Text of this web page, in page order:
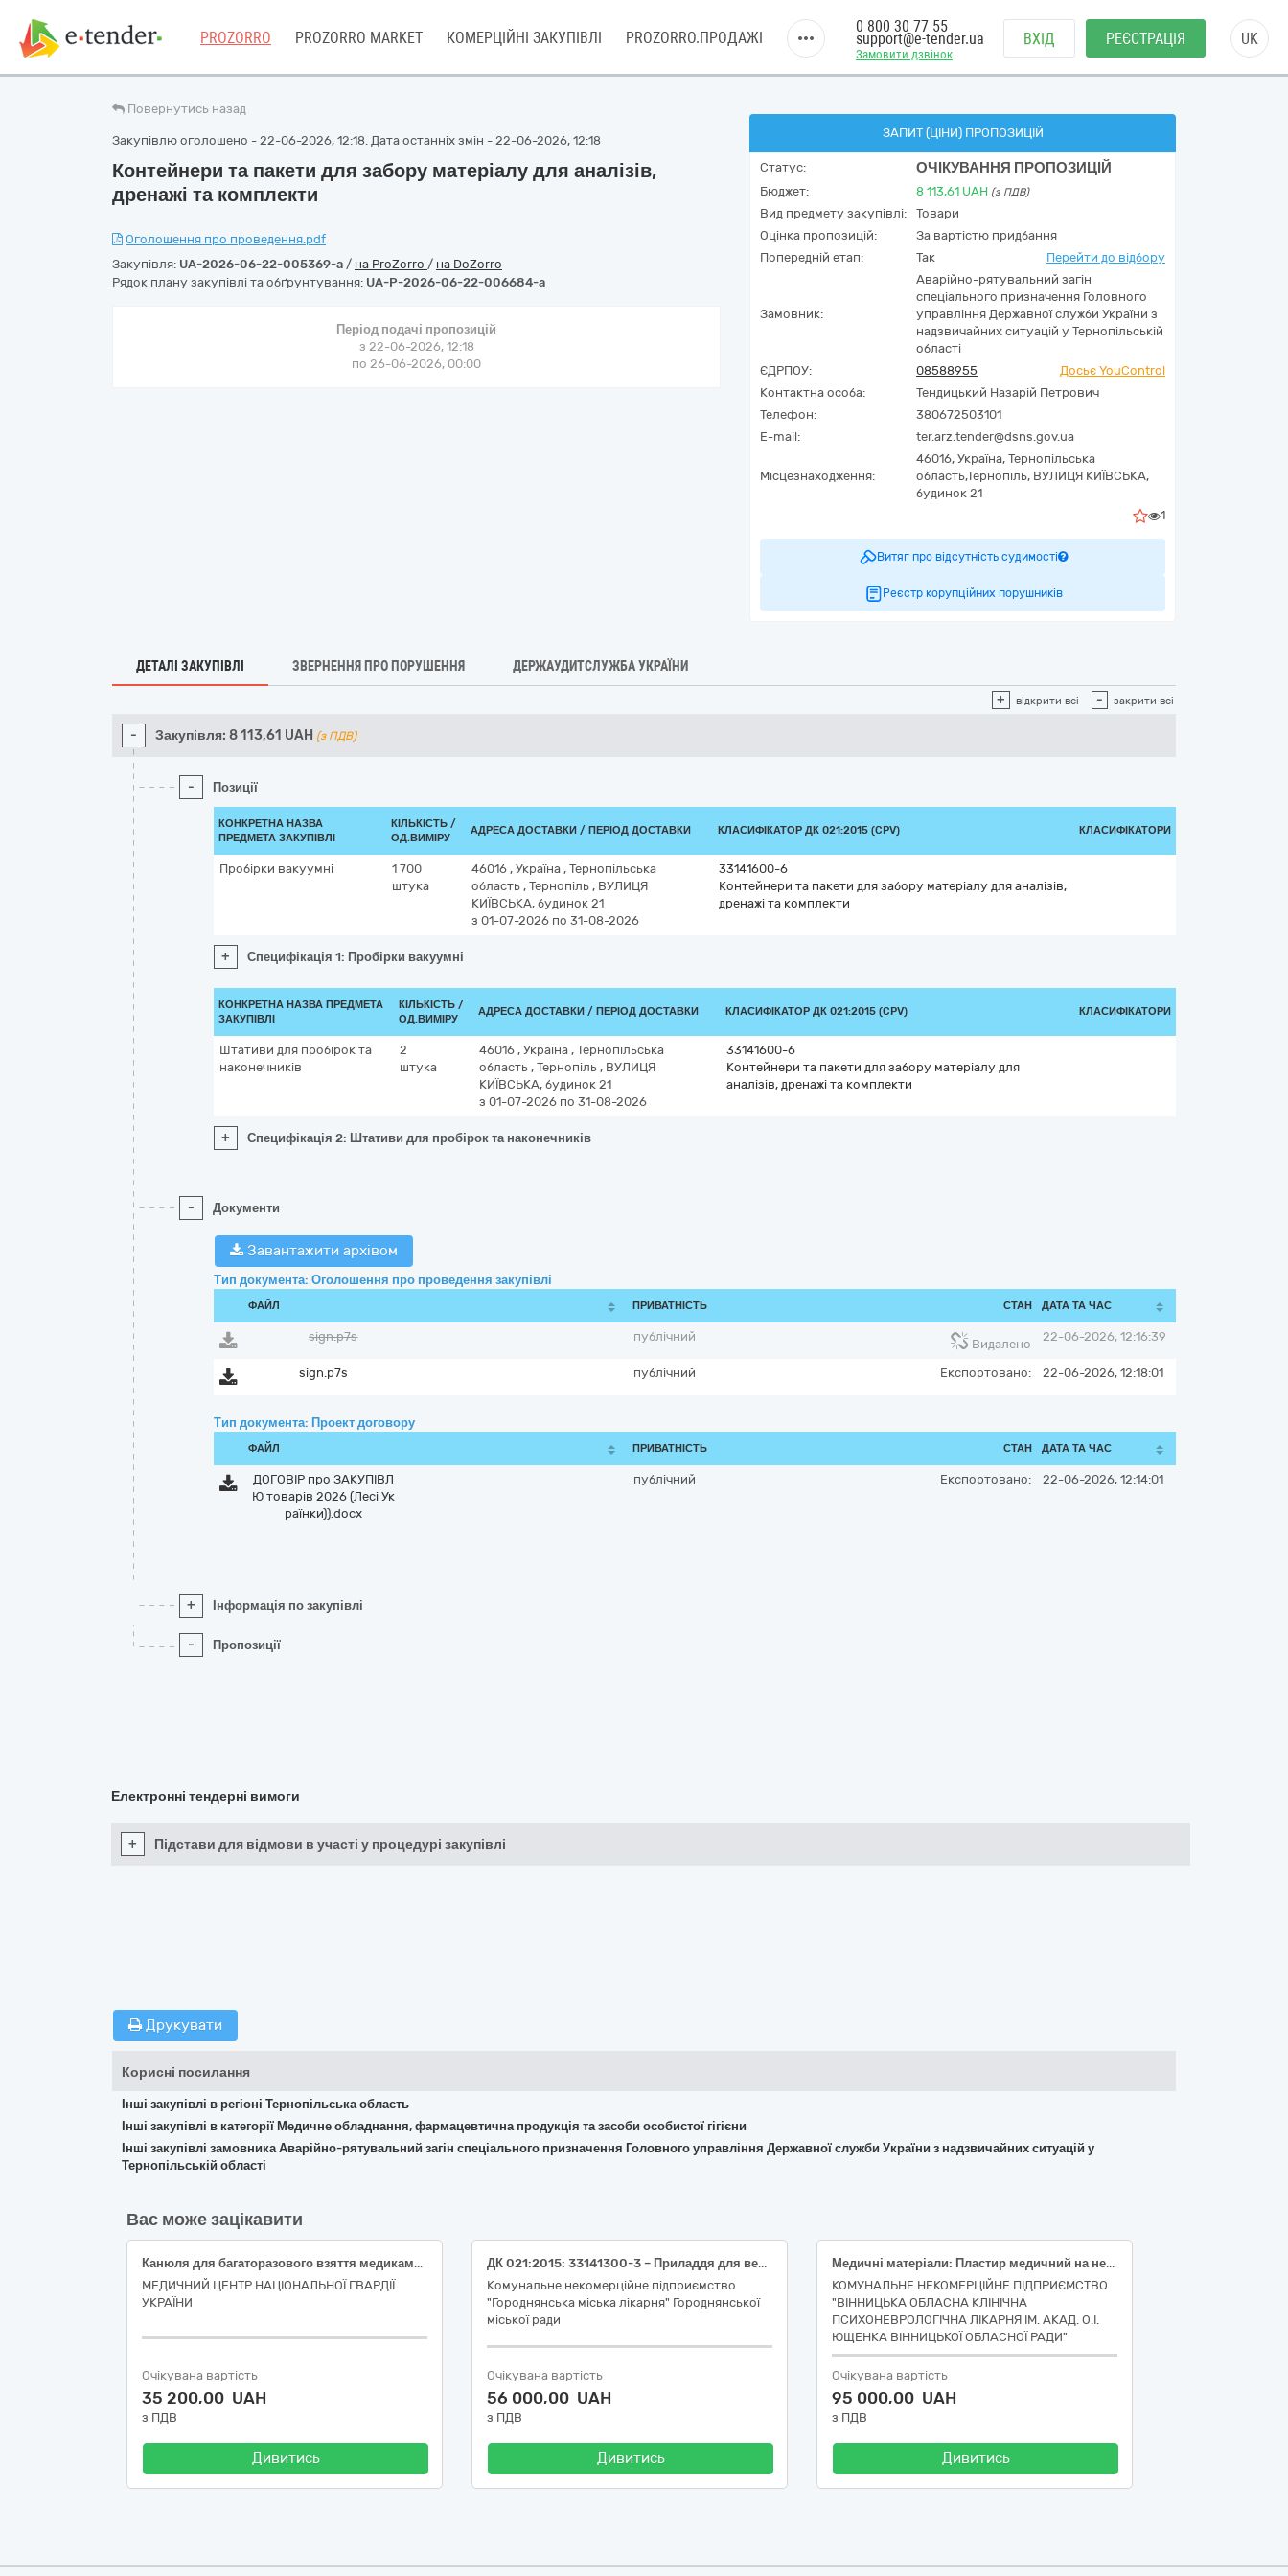
PROZORRO PROZORRO MARKET КОМЕРЦІЙНІ ЗАКУПІВЛІ PROZORRO.ПРОДАЖІ
Замовити дзвінок
0 800 30 77 55
support@e-tender.ua ВХІД РЕЄСТРАЦІЯ UK
Повернутись назад
Закупівлю оголошено - 22-06-2026, 12:18. Дата останніх змін - 22-06-2026, 12:18
Контейнери та пакети для забору матеріалу для аналізів,
дренажі та комплекти
Оголошення про проведення.pdf
Закупівля: UA-2026-06-22-005369-a / на ProZorro / на DoZorro
Рядок плану закупівлі та обґрунтування: UA-P-2026-06-22-006684-a
Період подачі пропозицій
з 22-06-2026, 12:18
по 26-06-2026, 00:00
ЗАПИТ (ЦІНИ) ПРОПОЗИЦІЙ
Статус: ОЧІКУВАННЯ ПРОПОЗИЦІЙ
Бюджет: 8 113,61 UAH (з ПДВ)
Вид предмету закупівлі:
Товари
Оцінка пропозицій:
За вартістю придбання
Попередній етап:
Так Перейти до відбору
Замовник:
Аварійно-рятувальний загін
спеціального призначення Головного
управління Державної служби України з
надзвичайних ситуацій у Тернопільській
області
ЄДРПОУ:
08588955
Досьє YouControl
Контактна особа:
Тендицький Назарій Петрович
Телефон:
380672503101
E-mail:
ter.arz.tender@dsns.gov.ua
Місцезнаходження:
46016, Україна, Тернопільська
область,Тернопіль, ВУЛИЦЯ КИЇВСЬКА,
будинок 21
1
Витяг про відсутність судимості
Реєстр корупційних порушників
ДЕТАЛІ ЗАКУПІВЛІ ЗВЕРНЕННЯ ПРО ПОРУШЕННЯ ДЕРЖАУДИТСЛУЖБА УКРАЇНИ
+ відкрити всі - закрити всі
- Закупівля: 8 113,61 UAH (з ПДВ)
- Позиції
КОНКРЕТНА НАЗВА
ПРЕДМЕТА ЗАКУПІВЛІ
КІЛЬКІСТЬ /
ОД.ВИМІРУ
АДРЕСА ДОСТАВКИ / ПЕРІОД ДОСТАВКИ КЛАСИФІКАТОР ДК 021:2015 (CPV) КЛАСИФІКАТОРИ
Пробірки вакуумні
1 700
штука
46016 , Україна , Тернопільська
область , Тернопіль , ВУЛИЦЯ
КИЇВСЬКА, будинок 21
з 01-07-2026 по 31-08-2026
33141600-6
Контейнери та пакети для забору матеріалу для аналізів,
дренажі та комплекти
+ Специфікація 1: Пробірки вакуумні
КОНКРЕТНА НАЗВА ПРЕДМЕТА
ЗАКУПІВЛІ
КІЛЬКІСТЬ /
ОД.ВИМІРУ
АДРЕСА ДОСТАВКИ / ПЕРІОД ДОСТАВКИ КЛАСИФІКАТОР ДК 021:2015 (CPV) КЛАСИФІКАТОРИ
Штативи для пробірок та
наконечників
2
штука
46016 , Україна , Тернопільська
область , Тернопіль , ВУЛИЦЯ
КИЇВСЬКА, будинок 21
з 01-07-2026 по 31-08-2026
33141600-6
Контейнери та пакети для забору матеріалу для
аналізів, дренажі та комплекти
+ Специфікація 2: Штативи для пробірок та наконечників
- Документи
Завантажити архівом
Тип документа: Оголошення про проведення закупівлі
ФАЙЛ ПРИВАТНІСТЬ СТАН ДАТА ТА ЧАС
sign.p7s публічний
Видалено
22-06-2026, 12:16:39
sign.p7s публічний Експортовано: 22-06-2026, 12:18:01
Тип документа: Проект договору
ФАЙЛ ПРИВАТНІСТЬ СТАН ДАТА ТА ЧАС
ДОГОВІР про ЗАКУПІВЛ
Ю товарів 2026 (Лесі Ук
раїнки)).docx
публічний Експортовано: 22-06-2026, 12:14:01
+ Інформація по закупівлі
- Пропозиції
Електронні тендерні вимоги
+ Підстави для відмови в участі у процедурі закупівлі
Друкувати
Корисні посилання
Інші закупівлі в регіоні Тернопільська область
Інші закупівлі в категорії Медичне обладнання, фармацевтична продукція та засоби особистої гігієни
Інші закупівлі замовника Аварійно-рятувальний загін спеціального призначення Головного управління Державної служби України з надзвичайних ситуацій у
Тернопільській області
Вас може зацікавити
Канюля для багаторазового взяття медикаментів з антибактеріальним фільтром для фільтрації повітря та фільтром тонкої очистки розчину (червона)
МЕДИЧНИЙ ЦЕНТР НАЦІОНАЛЬНОЇ ГВАРДІЇ
УКРАЇНИ
Очікувана вартість
35 200,00 UAH
з ПДВ
Дивитись
ДК 021:2015: 33141300-3 – Приладдя для венепункції та забору крові (Шприц 5 ml (мл); 10 ml (мл); 20 ml (мл) луєр трьохкомпонентний ін'єкційний одноразового застосування з голкою; Шприц 50 ml (мл) луєр трьохкомпонентний перфузійний одноразового застосування з голкою)
Комунальне некомерційне підприємство
"Городнянська міська лікарня" Городнянської
міської ради
Очікувана вартість
56 000,00 UAH
з ПДВ
Дивитись
Медичні матеріали: Пластир медичний на нетканій основі 2,5 cm (см)х 500 cm (см) (Код НК 031:2024 -M0599 МЕДИЧНІ ПЛАСТИРІ – ІНШЕ; Код НК 024:2023 - 58986 (Лейкопластир хірургічний універсальний, нестерильний); Пластир медичний для фіксації катетерів 7 cm (см)х 8,5 cm (см), спанлейс/поліуретан основи (Код НК 031:2024 -M0599 МЕДИЧНІ ПЛАСТИРІ – ІНШЕ; Код НК 024:2023 - 56631 Фіксатор внутрішньовенного катетера )
КОМУНАЛЬНЕ НЕКОМЕРЦІЙНЕ ПІДПРИЄМСТВО
"ВІННИЦЬКА ОБЛАСНА КЛІНІЧНА
ПСИХОНЕВРОЛОГІЧНА ЛІКАРНЯ ІМ. АКАД. О.І.
ЮЩЕНКА ВІННИЦЬКОЇ ОБЛАСНОЇ РАДИ"
Очікувана вартість
95 000,00 UAH
з ПДВ
Дивитись